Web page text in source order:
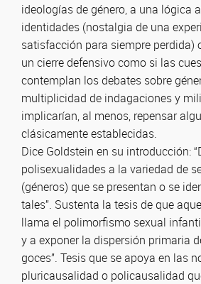
ideologías de género, a una lógica
identidades (nostalgia de una
satisfacción para siempre perdida)
un cierre defensivo como si las
contemplan los debates sobre
multiplicidad de indagaciones y
implicarían, al menos, repensar
clásicamente establecidas.
Dice Goldstein en su introducción:
polisexualidades a la variedad de
(géneros) que se presentan o se
tales”. Sustenta la tesis de que
llama el polimorfismo sexual
y a exponer la dispersión primaria
goces”. Tesis que se apoya en las
pluricausalidad o policausalidad